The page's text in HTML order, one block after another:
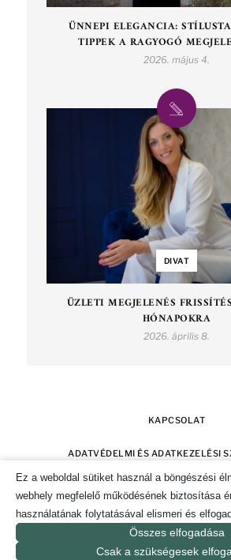
ÜNNEPI ELEGANCIA:
TIPPEK A RAGYOGÓ
2026. május 4.
DIVAT
ÜZLETI MEGJELENÉS
HÓNAPOKRA
2026. április 8.
KAPCSOLAT
ADATVÉDELMI ÉS ADATKEZELÉSI
SÜTI TÁJÉKOZTATÓ ÉS
Ez a weboldal sütiket használ a böngészési
webhely megfelelő működésének biztosítása
használatának folytatásával elismeri és
Összes elfogadása
Csak a szükségesek